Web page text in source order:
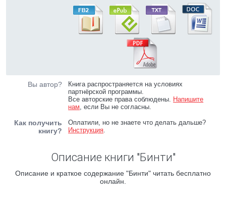
Вы автор?
Книга распространяется на условиях
партнёрской программы.
Все авторские права соблюдены. Напишите
нам, если Вы не согласны.
Как получить
книгу?
Оплатили, но не знаете что делать дальше?
Инструкция.
Описание книги "Бинти"
Описание и краткое содержание "Бинти" читать бесплатно
онлайн.